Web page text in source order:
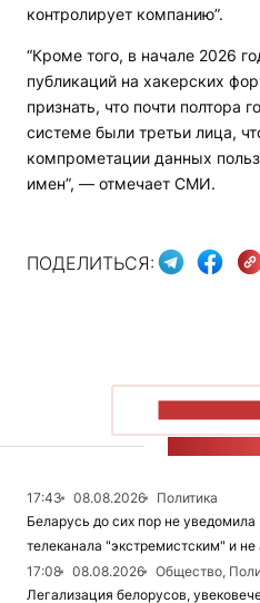
контролирует компанию”.
“Кроме того, в начале 2026
публикаций на хакерских
признать, что почти полтора
системе были третьи лица,
компрометации данных
имен”, — отмечает СМИ.
ПОДЕЛИТЬСЯ:
17:43 08.08.2026
Политика
Беларусь до сих пор не уведомила
телеканала "экстремистским" и
17:08
08.08.2026
Общество,
Легализация белорусов,